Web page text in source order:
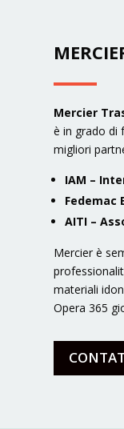
Mercier
è in grado di
migliori
IAM –
Fedemac
AITI –
Mercier è
materiali
Opera 365